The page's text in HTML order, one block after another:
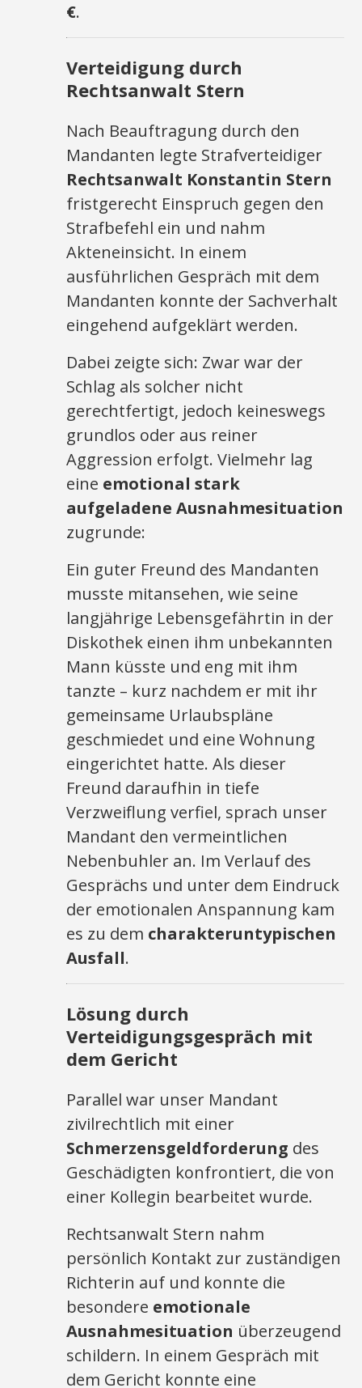
€.
Verteidigung durch
Rechtsanwalt Stern
Nach Beauftragung durch den
Mandanten legte Strafverteidiger
Rechtsanwalt Konstantin Stern
fristgerecht Einspruch gegen den
Strafbefehl ein und nahm
Akteneinsicht. In einem
ausführlichen Gespräch mit dem
Mandanten konnte der Sachverhalt
eingehend aufgeklärt werden.
Dabei zeigte sich: Zwar war der
Schlag als solcher nicht
gerechtfertigt, jedoch keineswegs
grundlos oder aus reiner
Aggression erfolgt. Vielmehr lag
eine emotional stark
aufgeladene Ausnahmesituation
zugrunde:
Ein guter Freund des Mandanten
musste mitansehen, wie seine
langjährige Lebensgefährtin in der
Diskothek einen ihm unbekannten
Mann küsste und eng mit ihm
tanzte – kurz nachdem er mit ihr
gemeinsame Urlaubspläne
geschmiedet und eine Wohnung
eingerichtet hatte. Als dieser
Freund daraufhin in tiefe
Verzweiflung verfiel, sprach unser
Mandant den vermeintlichen
Nebenbuhler an. Im Verlauf des
Gesprächs und unter dem Eindruck
der emotionalen Anspannung kam
es zu dem charakteruntypischen
Ausfall.
Lösung durch
Verteidigungsgespräch mit
dem Gericht
Parallel war unser Mandant
zivilrechtlich mit einer
Schmerzensgeldforderung des
Geschädigten konfrontiert, die von
einer Kollegin bearbeitet wurde.
Rechtsanwalt Stern nahm
persönlich Kontakt zur zuständigen
Richterin auf und konnte die
besondere emotionale
Ausnahmesituation überzeugend
schildern. In einem Gespräch mit
dem Gericht konnte eine